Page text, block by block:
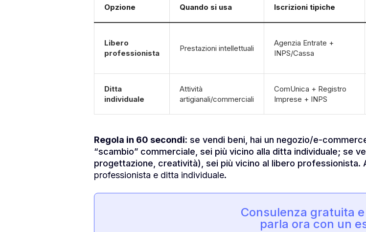
Opzione Quando si usa Iscrizioni tipiche
Libero
professionista
Prestazioni intellettuali
Agenzia Entrate +
INPS/Cassa
Ditta
individuale
Attività
artigianali/commerciali
ComUnica + Registro
Imprese + INPS
Regola in 60 secondi: se vendi beni, hai un negozio/e-
“scambio” commerciale, sei più vicino alla ditta individuale; se
progettazione, creatività), sei più vicino al libero professionista.
professionista e ditta individuale.
Consulenza gratuita
parla ora con un